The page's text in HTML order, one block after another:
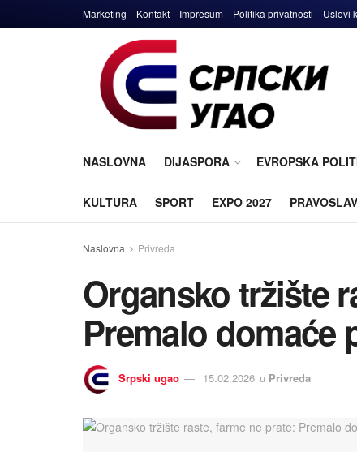
Marketing Kontakt Impresum Politika privatnosti Uslovi
NASLOVNA DIJASPORA EVROPSKA
KULTURA SPORT EXPO 2027
Naslovna Privreda
Organsko tržište
Premalo domaće
Srpski ugao 15.02.2026 u Privreda